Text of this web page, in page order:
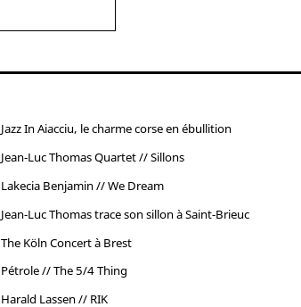
Jazz In Aiacciu, le charme corse en ébullition
Jean-Luc Thomas Quartet // Sillons
Lakecia Benjamin // We Dream
Jean-Luc Thomas trace son sillon à Saint-Brieuc
The Köln Concert à Brest
Pétrole // The 5/4 Thing
Harald Lassen // RIK